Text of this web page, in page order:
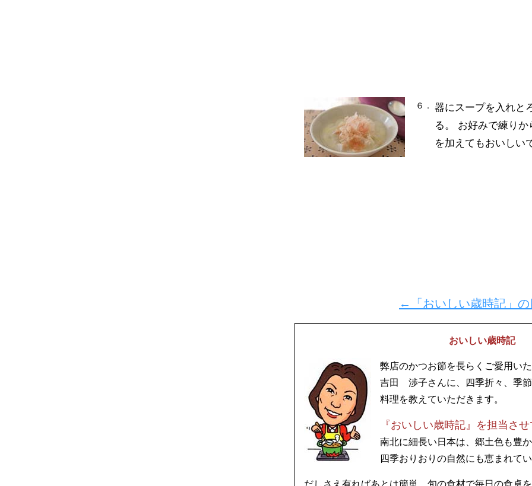
６．
器にスープを入れと
る。 お好みで練り
を加えてもおいしい
←「おいしい歳時記」の
おいしい歳時記
弊店のかつお節を長らくご愛用い
吉田 渉子さんに、四季折々、季
料理を教えていただきます。
『おいしい歳時記』を担当さ
南北に細長い日本は、郷土色も豊
四季おりおりの自然にも恵まれて
だしさえ有ればあとは簡単。旬の食材で毎日の食卓